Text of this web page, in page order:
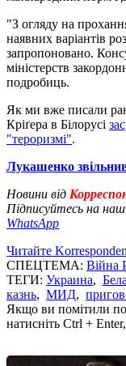
"З огляду на
наявних варіантів
запропоновано.
міністерств
подробиць.
Як ми вже писали
Кріґера в Білорусі
"тероризмі".
Лукашенко
Новини від
Підписуйтесь на
WhatsApp
Читайте
СПЕЦТЕМА: Війна
ТЕГИ: Украина,
казнь, МИД,
Якщо ви помітили
натисніть Ctrl +